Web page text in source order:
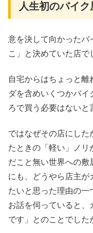
人生初のバイク
意を決して向かったバ
こ」と決めていた店で
自宅からはちょっと
ダを含めいくつかバイ
ろで買う必要はないと
ではなぜその店にした
たときの「軽い」ノリ
だこと無い世界への
にも、どうやら店主が
たいと思った理由の一
お話を伺っていると、
です」とのことでした